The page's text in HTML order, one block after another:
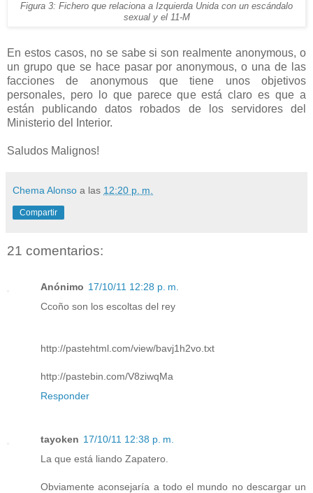
Figura 3: Fichero que relaciona a Izquierda Unida con un escándalo
sexual y el 11-M
En estos casos, no se sabe si son realmente anonymous, o
un grupo que se hace pasar por anonymous, o una de las
facciones de anonymous que tiene unos objetivos
personales, pero lo que parece que está claro es que a
están publicando datos robados de los servidores del
Ministerio del Interior.
Saludos Malignos!
Chema Alonso a las 12:20 p. m.
Compartir
21 comentarios:
Anónimo 17/10/11 12:28 p. m.
Ccoño son los escoltas del rey
http://pastehtml.com/view/bavj1h2vo.txt
http://pastebin.com/V8ziwqMa
Responder
tayoken 17/10/11 12:38 p. m.
La que está liando Zapatero.
Obviamente aconsejaría a todo el mundo no descargar un